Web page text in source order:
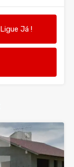
Ligue Já !